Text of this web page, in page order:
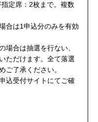
定席：2枚まで。複数
合は1申込分のみを有効
合は抽選を行ない、
ただけます。全て落選
ご了承ください。
込受付サイトにてご確